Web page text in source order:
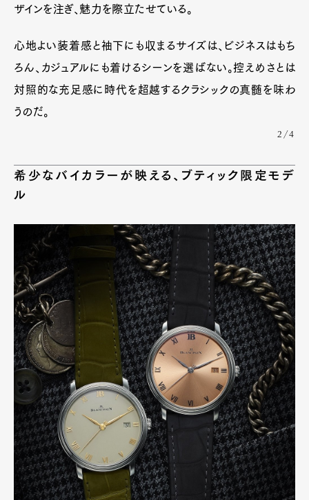
Pen Membership
Magazine
ザインを注ぎ、魅力を際立たせている。
心地よい装着感と袖下にも収まるサイズは、ビジネスはもち
ろん、カジュアルにも着けるシーンを選ばない。控えめさとは
対照的な充足感に時代を超越するクラシックの真髄を味わ
うのだ。
2/4
希少なバイカラーが映える、ブティック限定モデ
ル